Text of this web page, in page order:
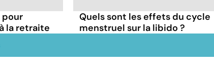
pour
la retraite
Quels sont les effets du cycle
menstruel sur la libido ?